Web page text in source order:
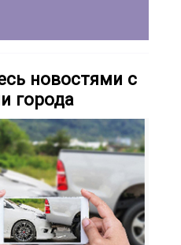
новостями с
города